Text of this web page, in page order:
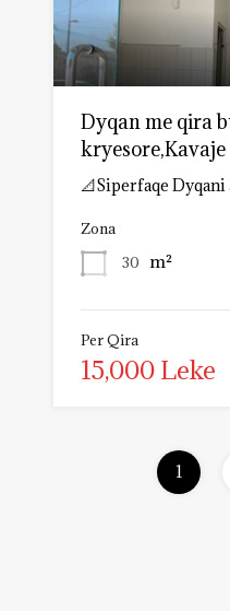
Dyqan me qira
kryesore,Kavaje
📐Siperfaqe Dyqani
Zona
30 m²
Per Qira
15,000 Leke
1